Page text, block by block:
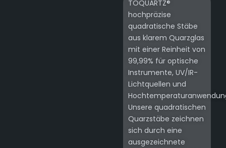
TOQUARTZ®
hochpräzise
quadratische Stäbe
aus klarem Quarzglas
mit einer Reinheit von
99,99% für optische
Instrumente, UV/IR-
Lichtquellen und
Unsere quadratischen
Quarzstäbe zeichnen
sich durch eine
ausgezeichnete